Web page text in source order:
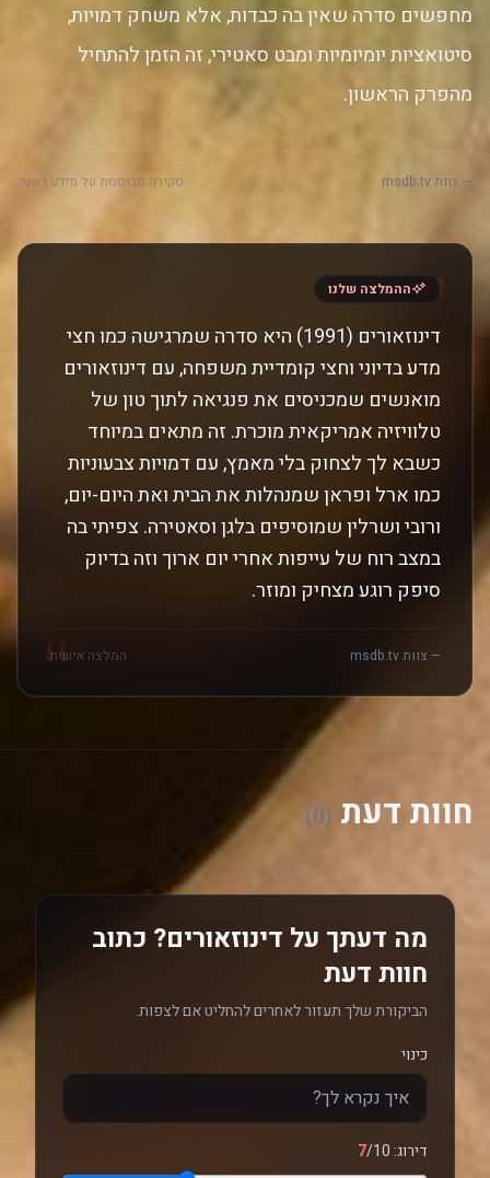
מחפשים סדרה שאין בה כבדות, אלא משחק דמויות,
סיטואציות יומיומיות ומבט סאטירי, זה הזמן להתחיל
מהפרק הראשון.
— צוות msdb.tv סקירה מבוססת על מידע רשמי
"
"
ההמלצה שלנו
דינוזאורים (1991) היא סדרה שמרגישה כמו חצי
מדע בדיוני וחצי קומדיית משפחה, עם דינוזאורים
מואנשים שמכניסים את פנגיאה לתוך טון של
טלוויזיה אמריקאית מוכרת. זה מתאים במיוחד
כשבא לך לצחוק בלי מאמץ, עם דמויות צבעוניות
כמו ארל ופראן שמנהלות את הבית ואת היום-יום,
ורובי ושרלין שמוסיפים בלגן וסאטירה. צפיתי בה
במצב רוח של עייפות אחרי יום ארוך וזה בדיוק
סיפק רוגע מצחיק ומוזר.
— צוות msdb.tv המלצה אישית
חוות דעת (0)
מה דעתך על דינוזאורים? כתוב
חוות דעת
הביקורת שלך תעזור לאחרים להחליט אם לצפות.
כינוי
דירוג: 7/10